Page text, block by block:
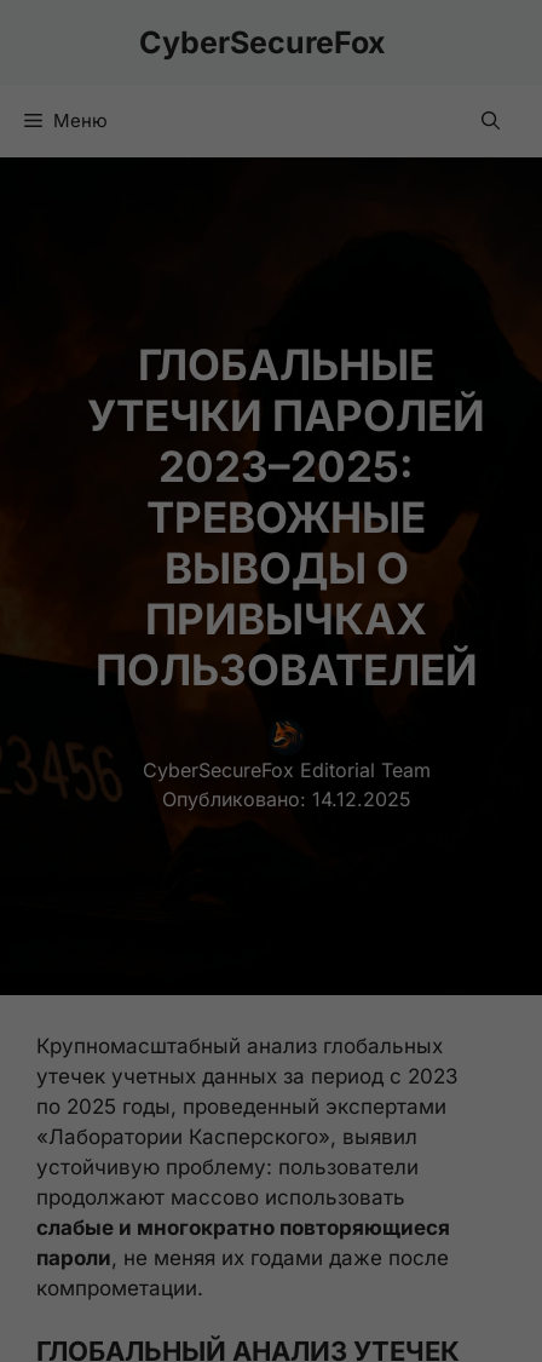
CyberSecureFox
Меню
ГЛОБАЛЬНЫЕ
УТЕЧКИ ПАРОЛЕЙ
2023–2025:
ТРЕВОЖНЫЕ
ВЫВОДЫ О
ПРИВЫЧКАХ
ПОЛЬЗОВАТЕЛЕЙ
CyberSecureFox Editorial Team
Опубликовано: 14.12.2025
Крупномасштабный анализ глобальных
утечек учетных данных за период с 2023
по 2025 годы, проведенный экспертами
«Лаборатории Касперского», выявил
устойчивую проблему: пользователи
продолжают массово использовать
слабые и многократно повторяющиеся
пароли, не меняя их годами даже после
компрометации.
ГЛОБАЛЬНЫЙ АНАЛИЗ УТЕЧЕК